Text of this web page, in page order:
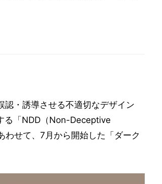
認・誘導させる不適切なデザイン
る「NDD（Non-Deceptive
せて、7月から開始した「ダーク